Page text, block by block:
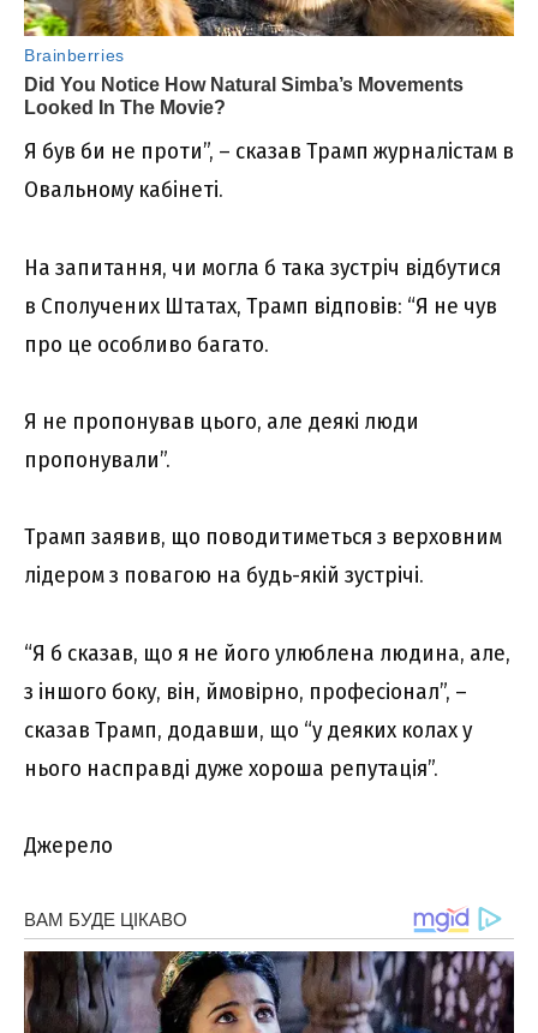
Я був би не проти”, – сказав Трамп журналістам в
Овальному кабінеті.
На запитання, чи могла б така зустріч відбутися
в Сполучених Штатах, Трамп відповів: “Я не чув
про це особливо багато.
Я не пропонував цього, але деякі люди
пропонували”.
Трамп заявив, що поводитиметься з верховним
лідером з повагою на будь-якій зустрічі.
“Я б сказав, що я не його улюблена людина, але,
з іншого боку, він, ймовірно, професіонал”, –
сказав Трамп, додавши, що “у деяких колах у
нього насправді дуже хороша репутація”.
Джерело